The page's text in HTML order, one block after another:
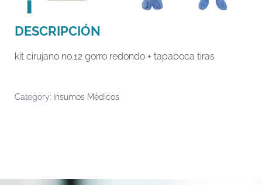
DESCRIPCIÓN
kit cirujano no.12 gorro redondo + tapaboca tiras
Category: Insumos Médicos